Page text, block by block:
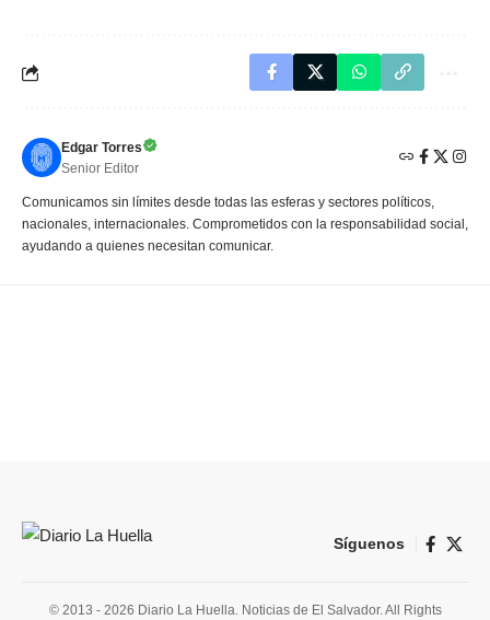
Edgar Torres
Senior Editor
Comunicamos sin límites desde todas las esferas y sectores políticos,
nacionales, internacionales. Comprometidos con la responsabilidad social,
ayudando a quienes necesitan comunicar.
Síguenos
© 2013 - 2026 Diario La Huella. Noticias de El Salvador. All Rights